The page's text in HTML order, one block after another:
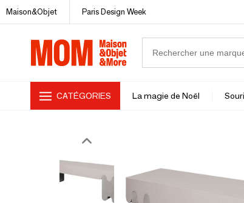
Maison&Objet Paris Design Week
CATÉGORIES La magie de Noël